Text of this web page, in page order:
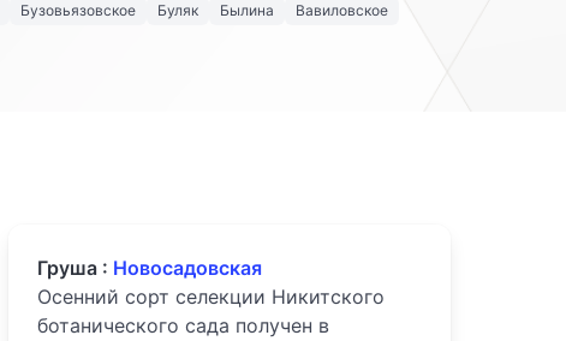
Бузовьязовское Буляк Былина
Вавиловское
Груша : Новосадовская
Осенний сорт селекции Никитского
ботанического сада получен в